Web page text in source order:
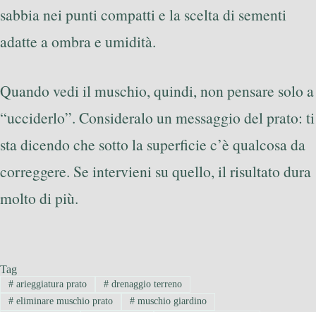
sabbia nei punti compatti e la scelta di sementi
adatte a ombra e umidità.
Quando vedi il muschio, quindi, non pensare solo a
“ucciderlo”. Consideralo un messaggio del prato: ti
sta dicendo che sotto la superficie c’è qualcosa da
correggere. Se intervieni su quello, il risultato dura
molto di più.
Tag
#arieggiatura prato #drenaggio terreno
#eliminare muschio prato #muschio giardino